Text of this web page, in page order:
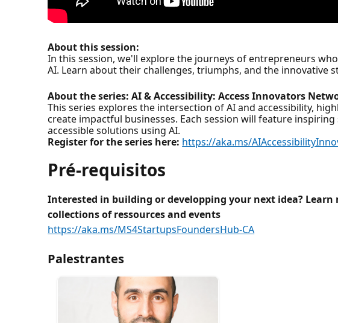
About this session:
In this session, we'll explore the journeys of entrepreneurs
AI. Learn about their challenges, triumphs, and the
About the series: AI & Accessibility: Access Innovators
This series explores the intersection of AI and accessibility,
create impactful businesses. Each session will feature
accessible solutions using AI.
Register for the series here: https://aka.ms/
Pré-requisitos
Interested in building or developping your next idea?
collections of ressources and events
https://aka.ms/MS4StartupsFoundersHub-CA
Palestrantes